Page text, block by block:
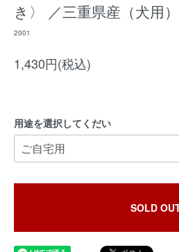
き〉 ／三重県産（犬用
2001
1,430円(税込)
用途を選択してくだい
SOLD